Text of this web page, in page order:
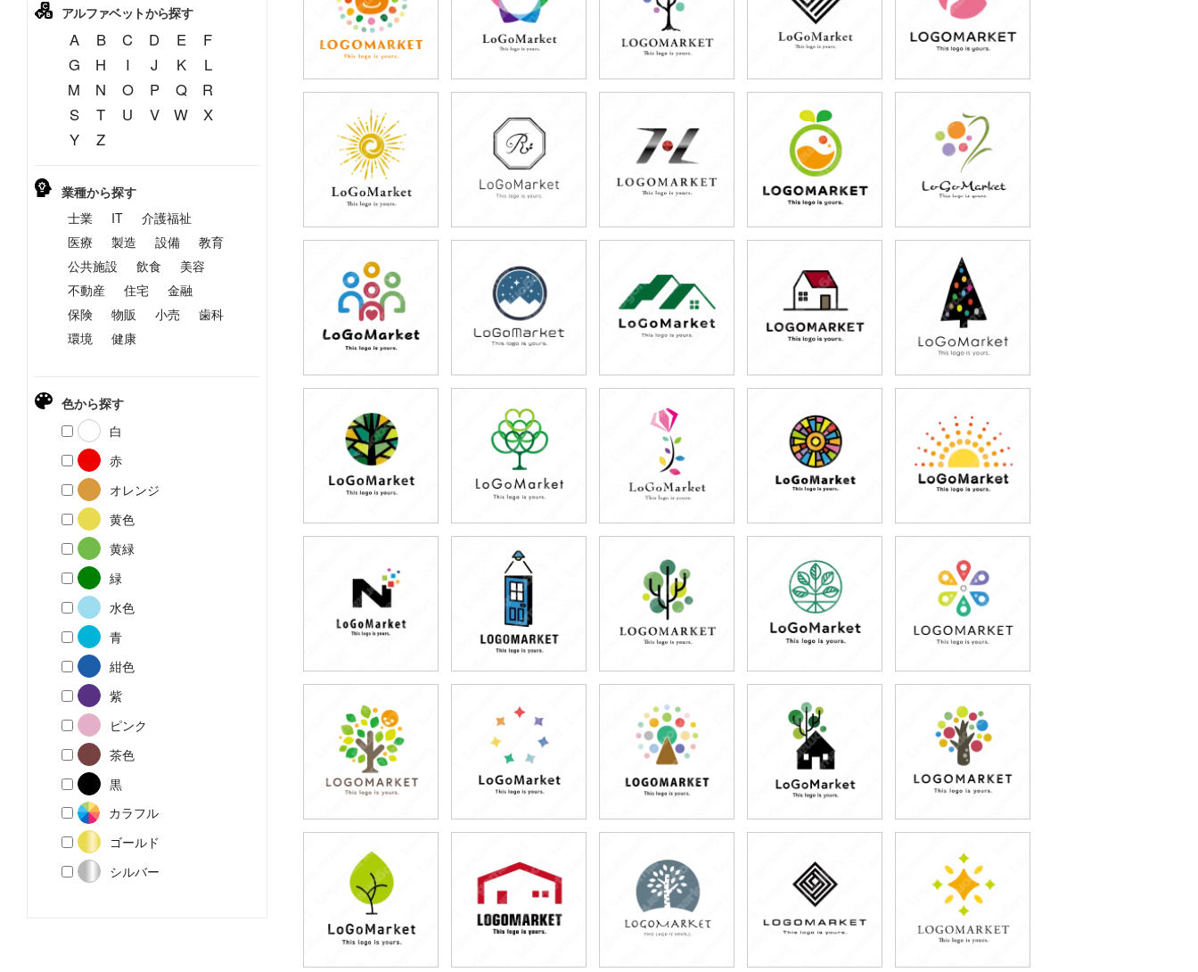
アルファベットから探す
A B C D E
F
G
H I J K
L
M
N O P Q
R
S
T U V W
X
Y
Z
業種から探す
士業
IT
介護福祉
医療
製造 設備
教育
公共施設
飲食
美容
不動産
住宅
金融
保険
物販 小売
歯科
環境
健康
色から探す
白
赤
オレンジ
黄色
黄緑
緑
水色
青
紺色
紫
ピンク
茶色
黒
カラフル
ゴールド
シルバー
59,800円
(税込65,780円)
59,800円
(税込65,780円)
79,800円
(税込87,780円)
59,800円
(税込65,780円)
59,800円
(税込65,780円)
79,800円
(税込87,780円)
59,800円
(税込65,780円)
59,800円
(税込65,780円)
59,800円
(税込65,780円)
59,800円
(税込65,780円)
79,800円
(税込87,780円)
39,800円
(税込43,780円)
59,800円
(税込65,780円)
79,800円
(税込87,780円)
59,800円
(税込65,780円)
59,800円
(税込65,780円)
79,800円
(税込87,780円)
59,800円
(税込65,780円)
79,800円
(税込87,780円)
79,800円
(税込87,780円)
79,800円
(税込87,780円)
59,800円 79,800円
(税込87,780円)
59,800円
(税込65,780円)
79,800円
(税込87,780円)
59,800円
(税込65,780円)
79,800円
(税込87,780円)
59,800円
(税込65,780円)
59,800円
(税込65,780円)
79,800円
(税込87,780円)